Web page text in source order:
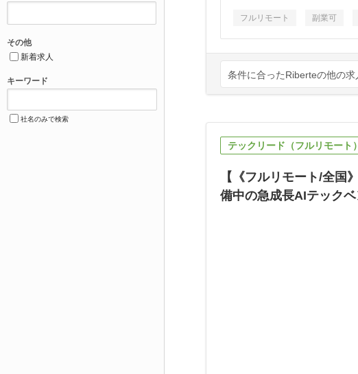
その他
新着求人
キーワード
社名のみで検索
フルリモート 副業可
条件に合ったRiberteの他の求
テックリード（フルリモート）
【《フルリモート/全国
備中の急成長AIテックベ